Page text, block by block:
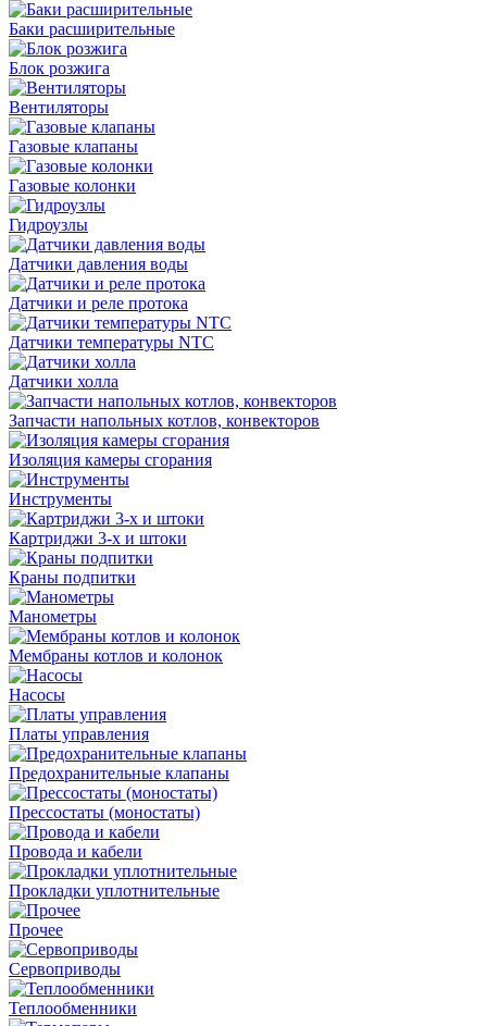
Баки расширительные
Блок розжига
Вентиляторы
Газовые клапаны
Газовые колонки
Гидроузлы
Датчики давления воды
Датчики и реле протока
Датчики температуры NTC
Датчики холла
Запчасти напольных котлов, конвекторов
Изоляция камеры сгорания
Инструменты
Картриджи 3-х и штоки
Краны подпитки
Манометры
Мембраны котлов и колонок
Насосы
Платы управления
Предохранительные клапаны
Прессостаты (моностаты)
Провода и кабели
Прокладки уплотнительные
Прочее
Сервоприводы
Теплообменники